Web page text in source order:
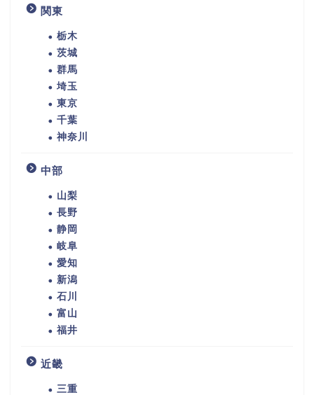
関東
栃木
茨城
群馬
埼玉
東京
千葉
神奈川
中部
山梨
長野
静岡
岐阜
愛知
新潟
石川
富山
福井
近畿
三重